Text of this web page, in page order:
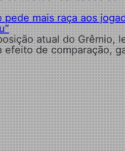
pede mais raça aos
atual do Grêmio,
efeito de comparação,